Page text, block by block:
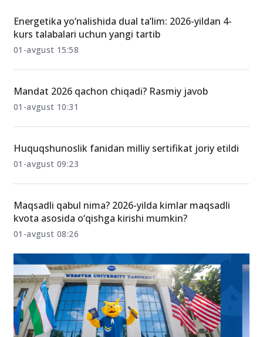
Energetika yo‘nalishida dual ta’lim: 2026-yildan 4-
kurs talabalari uchun yangi tartib
01-avgust 15:58
Mandat 2026 qachon chiqadi? Rasmiy javob
01-avgust 10:31
Huquqshunoslik fanidan milliy sertifikat joriy etildi
01-avgust 09:23
Maqsadli qabul nima? 2026-yilda kimlar maqsadli
kvota asosida o‘qishga kirishi mumkin?
01-avgust 08:26